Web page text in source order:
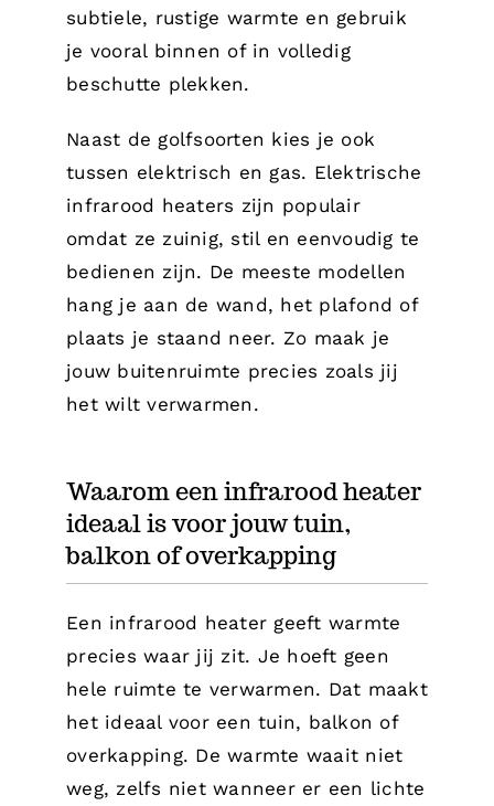
subtiele, rustige warmte en gebruik
je vooral binnen of in volledig
beschutte plekken.
Naast de golfsoorten kies je ook
tussen elektrisch en gas. Elektrische
infrarood heaters zijn populair
omdat ze zuinig, stil en eenvoudig te
bedienen zijn. De meeste modellen
hang je aan de wand, het plafond of
plaats je staand neer. Zo maak je
jouw buitenruimte precies zoals jij
het wilt verwarmen.
Waarom een infrarood heater
ideaal is voor jouw tuin,
balkon of overkapping
Een infrarood heater geeft warmte
precies waar jij zit. Je hoeft geen
hele ruimte te verwarmen. Dat maakt
het ideaal voor een tuin, balkon of
overkapping. De warmte waait niet
weg, zelfs niet wanneer er een lichte